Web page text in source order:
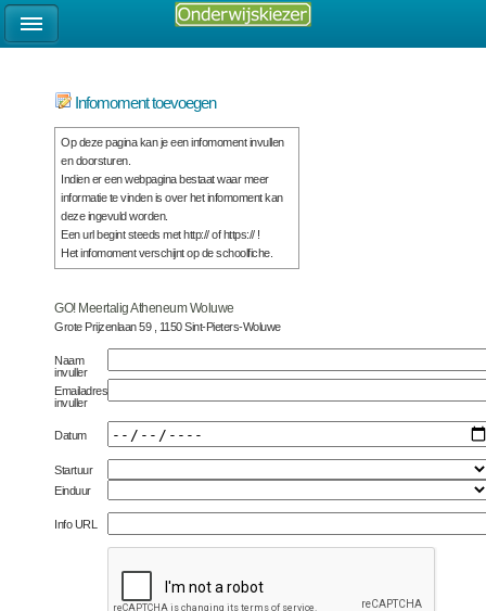
Infomoment toevoegen
Op deze pagina kan je een infomoment invullen
en doorsturen.
Indien er een webpagina bestaat waar meer
informatie te vinden is over het infomoment kan
deze ingevuld worden.
Een url begint steeds met http:// of https:// !
Het infomoment verschijnt op de schoolfiche.
GO! Meertalig Atheneum Woluwe
Grote Prijzenlaan 59 , 1150 Sint-Pieters-Woluwe
Naam
invuller
Emailadres
invuller
Datum
Startuur
Einduur
Info URL